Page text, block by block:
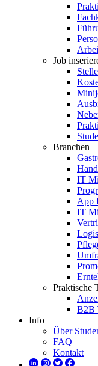
Job
Branchen
IT
App
IT
Praktische
B2B
Info
Über
FAQ
Kontakt